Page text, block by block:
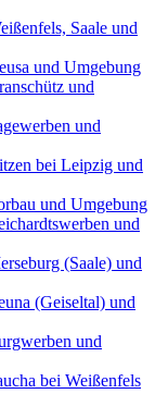
Saale und
und Umgebung
und
und
bei Leipzig und
und Umgebung
und
(Saale) und
(Geiseltal) und
und
bei Weißenfels